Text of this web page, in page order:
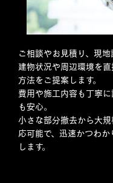
ご相談やお見積り、現地
建物状況や周辺環境を
方法をご提案します。
費用や施工内容も丁寧
も安心。
小さな部分撤去から大
応可能で、迅速かつわ
します。